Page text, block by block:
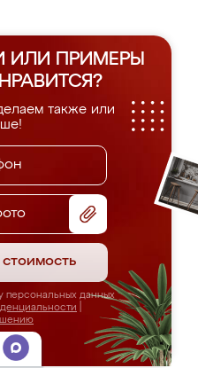
ИЛИ ПРИМЕРЫ
также или
стоимость
персональных данных